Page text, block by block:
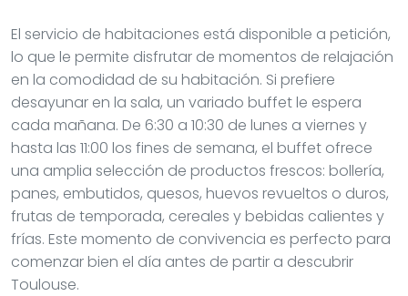
El servicio de habitaciones está disponible a petición,
lo que le permite disfrutar de momentos de relajación
en la comodidad de su habitación. Si prefiere
desayunar en la sala, un variado buffet le espera
cada mañana. De 6:30 a 10:30 de lunes a viernes y
hasta las 11:00 los fines de semana, el buffet ofrece
una amplia selección de productos frescos: bollería,
panes, embutidos, quesos, huevos revueltos o duros,
frutas de temporada, cereales y bebidas calientes y
frías. Este momento de convivencia es perfecto para
comenzar bien el día antes de partir a descubrir
Toulouse.